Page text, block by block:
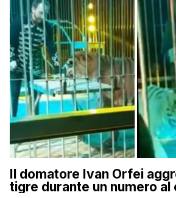
Il domatore Ivan Orfei
tigre durante un numero al